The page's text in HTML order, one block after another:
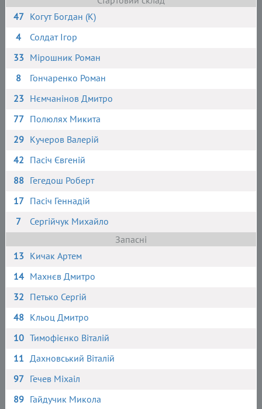
47 Когут Богдан (К)
4
Солдат Ігор
33 Мірошник Роман
8
Гончаренко Роман
23 Нємчанінов Дмитро
77 Полюлях Микита
29 Кучеров Валерій
42 Пасіч Євгеній
88 Гегедош Роберт
17 Пасіч Геннадій
7
Сергійчук Михайло
Запасні
13 Кичак Артем
14 Махнєв Дмитро
32 Петько Сергій
48 Кльоц Дмитро
10 Тимофієнко Віталій
11 Дахновський Віталій
97 Гечев Міхаіл
89 Гайдучик Микола